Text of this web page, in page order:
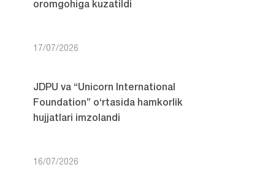
oromgohiga kuzatildi
17/07/2026
JDPU va “Unicorn International
Foundation” o‘rtasida hamkorlik
hujjatlari imzolandi
16/07/2026